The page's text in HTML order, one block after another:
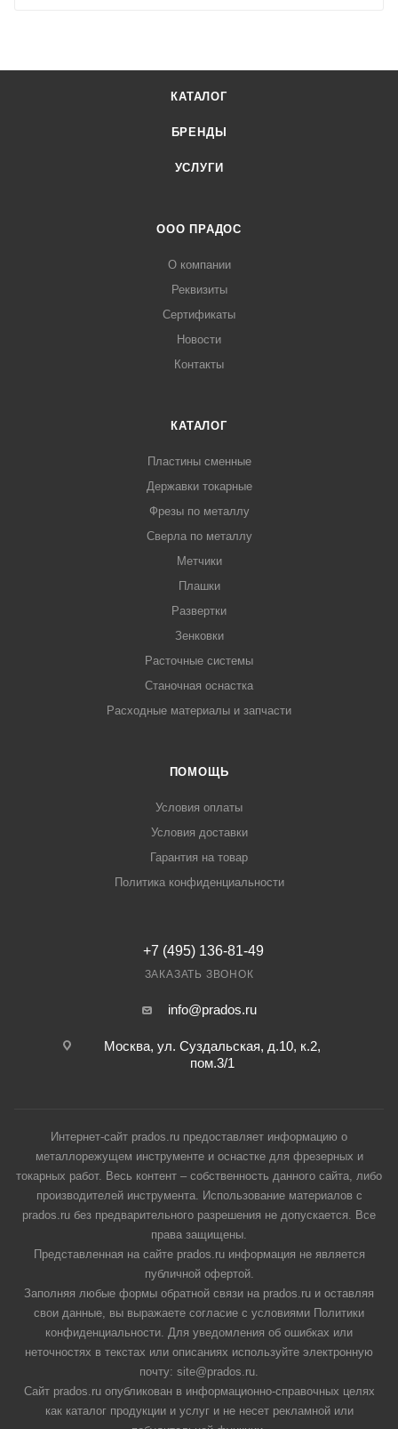
КАТАЛОГ
БРЕНДЫ
УСЛУГИ
ООО ПРАДОС
О компании
Реквизиты
Сертификаты
Новости
Контакты
КАТАЛОГ
Пластины сменные
Державки токарные
Фрезы по металлу
Сверла по металлу
Метчики
Плашки
Развертки
Зенковки
Расточные системы
Станочная оснастка
Расходные материалы и запчасти
ПОМОЩЬ
Условия оплаты
Условия доставки
Гарантия на товар
Политика конфиденциальности
+7 (495) 136-81-49
ЗАКАЗАТЬ ЗВОНОК
info@prados.ru
Москва, ул. Суздальская, д.10, к.2,
пом.3/1
Интернет-сайт prados.ru предоставляет информацию о
металлорежущем инструменте и оснастке для фрезерных и
токарных работ. Весь контент – собственность данного сайта, либо
производителей инструмента. Использование материалов с
prados.ru без предварительного разрешения не допускается. Все
права защищены.
Представленная на сайте prados.ru информация не является
публичной офертой.
Заполняя любые формы обратной связи на prados.ru и оставляя
свои данные, вы выражаете согласие с условиями Политики
конфиденциальности. Для уведомления об ошибках или
неточностях в текстах или описаниях используйте электронную
почту: site@prados.ru.
Сайт prados.ru опубликован в информационно-справочных целях
как каталог продукции и услуг и не несет рекламной или